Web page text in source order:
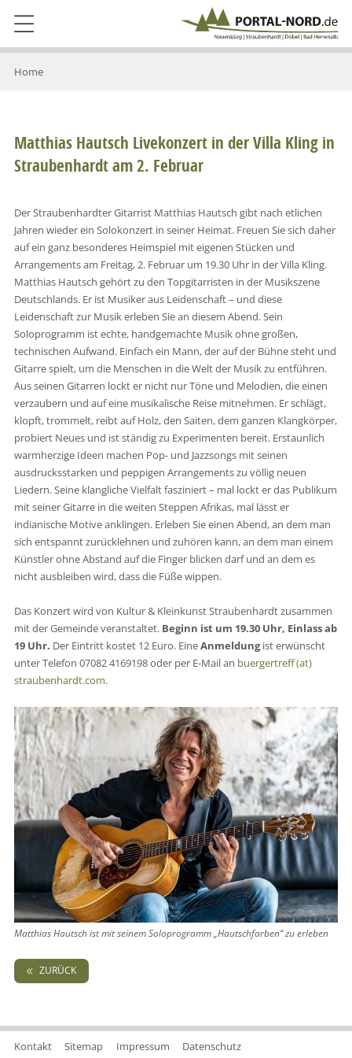
Home
Matthias Hautsch Livekonzert in der Villa Kling in
Straubenhardt am 2. Februar
Der Straubenhardter Gitarrist Matthias Hautsch gibt nach etlichen
Jahren wieder ein Solokonzert in seiner Heimat. Freuen Sie sich daher
auf ein ganz besonderes Heimspiel mit eigenen Stücken und
Arrangements am Freitag, 2. Februar um 19.30 Uhr in der Villa Kling.
Matthias Hautsch gehört zu den Topgitarristen in der Musikszene
Deutschlands. Er ist Musiker aus Leidenschaft – und diese
Leidenschaft zur Musik erleben Sie an diesem Abend. Sein
Soloprogramm ist echte, handgemachte Musik ohne großen,
technischen Aufwand. Einfach ein Mann, der auf der Bühne steht und
Gitarre spielt, um die Menschen in die Welt der Musik zu entführen.
Aus seinen Gitarren lockt er nicht nur Töne und Melodien, die einen
verzaubern und auf eine musikalische Reise mitnehmen. Er schlägt,
klopft, trommelt, reibt auf Holz, den Saiten, dem ganzen Klangkörper,
probiert Neues und ist ständig zu Experimenten bereit. Erstaunlich
warmherzige Ideen machen Pop- und Jazzsongs mit seinen
ausdrucksstarken und peppigen Arrangements zu völlig neuen
Liedern. Seine klangliche Vielfalt fasziniert – mal lockt er das Publikum
mit seiner Gitarre in die weiten Steppen Afrikas, mal lässt er
indianische Motive anklingen. Erleben Sie einen Abend, an dem man
sich entspannt zurücklehnen und zuhören kann, an dem man einem
Künstler ohne Abstand auf die Finger blicken darf und an dem es
nicht ausbleiben wird, dass die Füße wippen.
Das Konzert wird von Kultur & Kleinkunst Straubenhardt zusammen
mit der Gemeinde veranstaltet. Beginn ist um 19.30 Uhr, Einlass ab
19 Uhr. Der Eintritt kostet 12 Euro. EineAnmeldungist erwünscht
unter Telefon 07082 4169198oder per E-Mail an buergertreff (at)
straubenhardt.com.
Matthias Hautsch ist mit seinem Soloprogramm „Hautschfarben“ zu erleben
ZURÜCK
Kontakt Sitemap Impressum Datenschutz